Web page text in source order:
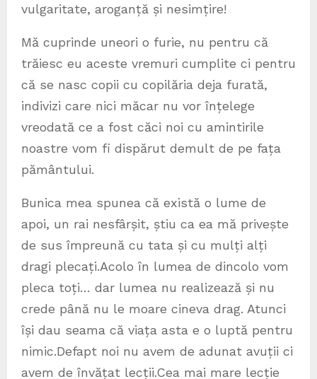
vulgaritate, aroganță și nesimțire!
Mă cuprinde uneori o furie, nu pentru că
trăiesc eu aceste vremuri cumplite ci pentru
că se nasc copii cu copilăria deja furată,
indivizi care nici măcar nu vor înțelege
vreodată ce a fost căci noi cu amintirile
noastre vom fi dispărut demult de pe fața
pământului.
Bunica mea spunea că există o lume de
apoi, un rai nesfârșit, știu ca ea mă privește
de sus împreună cu tata și cu mulți alți
dragi plecați.Acolo în lumea de dincolo vom
pleca toți… dar lumea nu realizează și nu
crede până nu le moare cineva drag. Atunci
își dau seama că viața asta e o luptă pentru
nimic.Defapt noi nu avem de adunat avuții ci
avem de învățat lecții.Cea mai mare lecție